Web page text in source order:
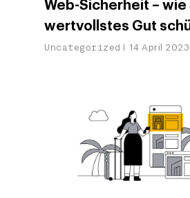
Web-Sicherheit – wie
wertvollstes Gut
Uncategorized 14 April 2023